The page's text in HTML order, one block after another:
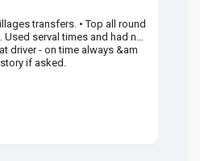
transfers. • Top all round
serval times and had no
driver - on time always &am
if asked.